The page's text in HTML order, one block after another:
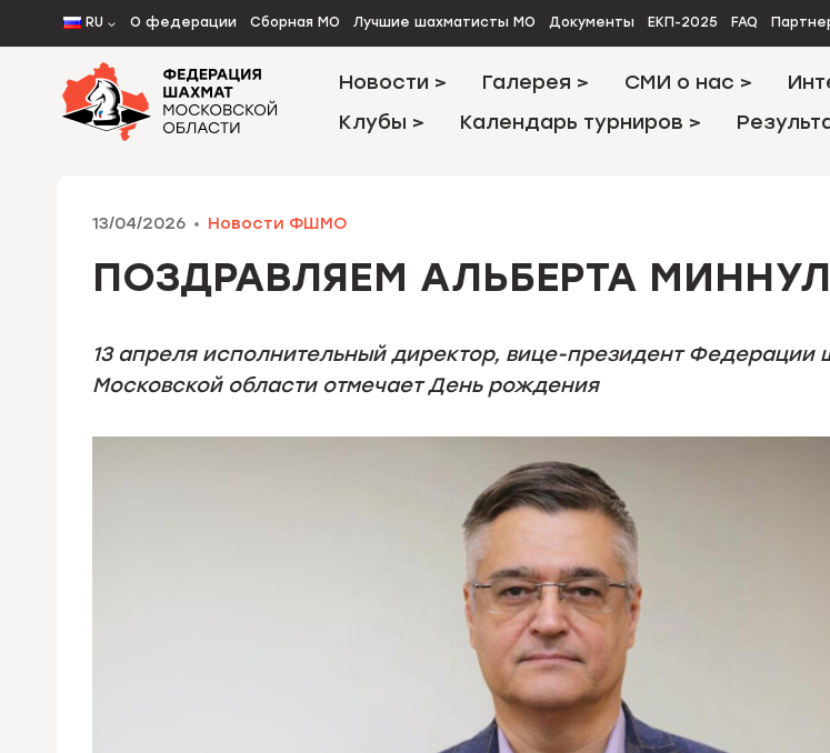
Перейти
к
содержимому
RU О федерации Сборная МО Лучшие шахматисты МО Документы ЕКП-2025 FAQ
Новости > Галерея > СМИ о нас >
Клубы >
Календарь турниров >
13/04/2026 Новости ФШМО
ПОЗДРАВЛЯЕМ АЛЬБЕРТА
13 апреля исполнительный директор, вице-президент Федерации
Московской области отмечает День рождения